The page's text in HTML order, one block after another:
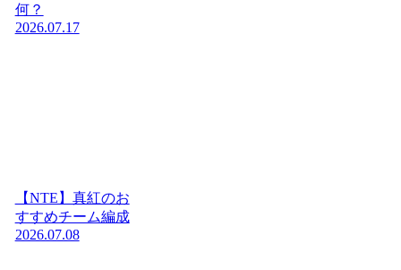
何？
2026.07.17
【NTE】真紅のお
すすめチーム編成
2026.07.08